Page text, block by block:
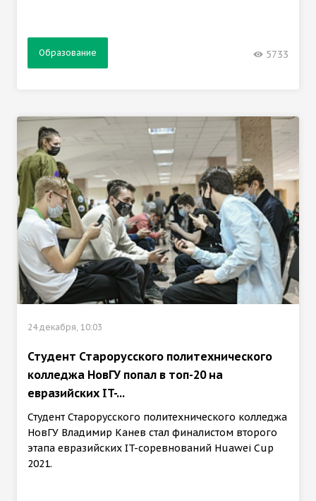
Образование 5733
24 декабря, 10:03
Студент Старорусского политехнического
колледжа НовГУ попал в топ-20 на
евразийских IT-...
Студент Старорусского политехнического колледжа
НовГУ Владимир Канев стал финалистом второго
этапа евразийских IT-соревнований Huawei Cup
2021.